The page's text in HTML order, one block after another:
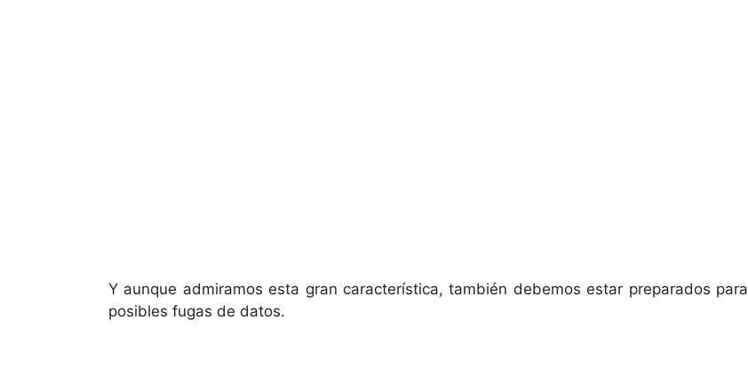
Y aunque admiramos esta gran característica, también debemos estar preparados para
posibles fugas de datos.